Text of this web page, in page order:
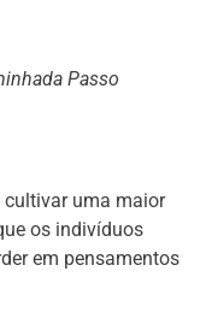
Passo
uma maior
os indivíduos
em pensamentos